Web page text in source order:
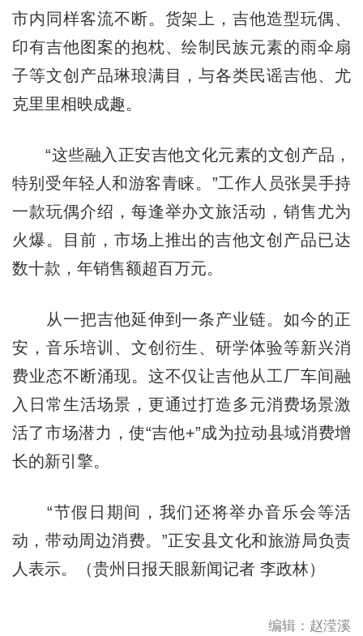
市内同样客流不断。货架上，吉他造型玩偶、
印有吉他图案的抱枕、绘制民族元素的雨伞扇
子等文创产品琳琅满目，与各类民谣吉他、尤
克里里相映成趣。
“这些融入正安吉他文化元素的文创产品，
特别受年轻人和游客青睐。”工作人员张昊手持
一款玩偶介绍，每逢举办文旅活动，销售尤为
火爆。目前，市场上推出的吉他文创产品已达
数十款，年销售额超百万元。
从一把吉他延伸到一条产业链。如今的正
安，音乐培训、文创衍生、研学体验等新兴消
费业态不断涌现。这不仅让吉他从工厂车间融
入日常生活场景，更通过打造多元消费场景激
活了市场潜力，使“吉他+”成为拉动县域消费增
长的新引擎。
“节假日期间，我们还将举办音乐会等活
动，带动周边消费。”正安县文化和旅游局负责
人表示。（贵州日报天眼新闻记者 李政林）
编辑：赵滢溪